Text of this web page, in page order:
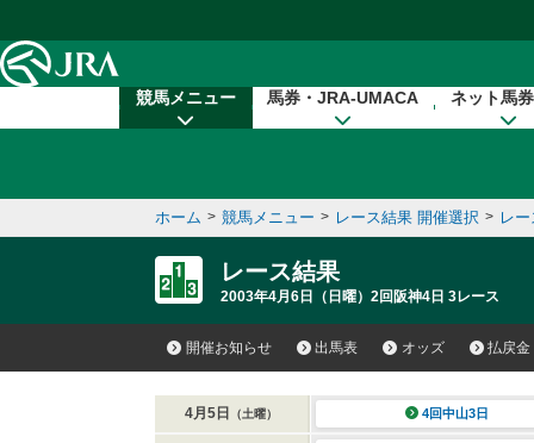
競馬メニュー 馬券・JRA-UMACA ネット馬
ホーム > 競馬メニュー > レース結果 開催選択 > レ
レース結果
2003年4月6日（日曜）2回阪神4日 3レース
開催お知らせ 出馬表 オッズ 払戻金
4月5日 （土曜） 4回中山3日